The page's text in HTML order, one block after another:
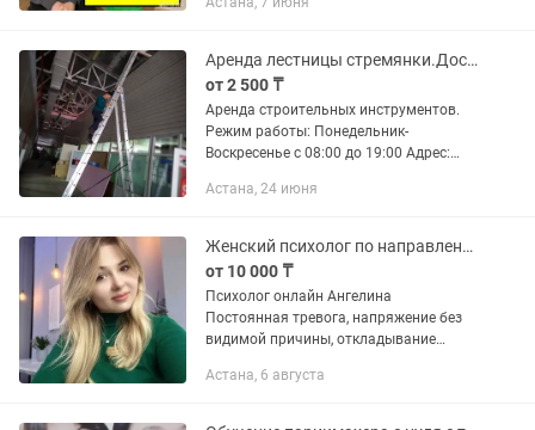
Лишнего не чиню, всегда называю
Аренда лестницы стремянки.Доставка.Аренда инструмента.
от 2 500 ₸
Аренда строительных инструментов.
Режим работы: Понедельник-
Воскресенье с 08:00 до 19:00 Адрес:
Доставка работает в любую точку г.
Астана, 24 июня
Женский психолог по направлению КПТ Онлайн-консультации
от 10 000 ₸
Психолог онлайн Ангелина
Постоянная тревога, напряжение без
видимой причины, откладывание
«характер» и не «слабость», а
Я...
Астана, 6 августа